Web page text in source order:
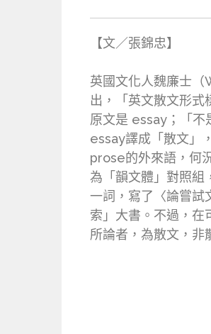
【文／張錦忠】
英國文化人魏廉士
出，「英文散文形式
原文是 essay；「不
essay譯成「散文」
prose的外來語，何
為「韻文體」對照組
一詞，寫了〈論嘗試
索」大書。不過，
所論者，為散文，非